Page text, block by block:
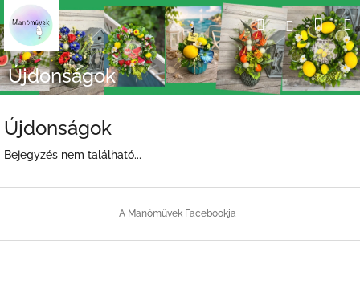
Ugrás
a
fő
tartalomhoz
Keresés
Újdonságok
Újdonságok
Bejegyzés nem található...
A Manóművek Facebookja